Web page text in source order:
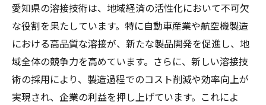
愛知県の溶接技術は、地域経済の活性化において不可欠
な役割を果たしています。特に自動車産業や航空機製造
における高品質な溶接が、新たな製品開発を促進し、地
域全体の競争力を高めています。さらに、新しい溶接技
術の採用により、製造過程でのコスト削減や効率向上が
実現され、企業の利益を押し上げています。これによ